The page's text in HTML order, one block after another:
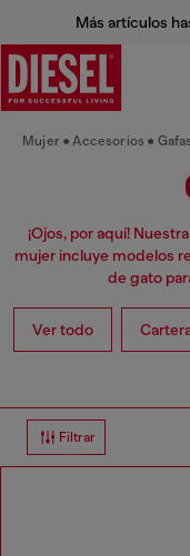
Más artículos
Mujer Accesorios Gafas
¡Ojos, por aquí!
mujer incluye modelos
de gato
Ver todo
Filtrar